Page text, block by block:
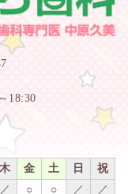
18:30
木 金 土 日
祝
／ ○ ○ ／
／